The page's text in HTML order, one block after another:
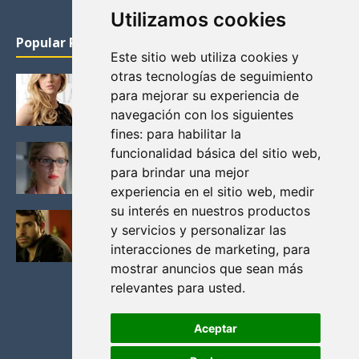
Utilizamos cookies
Este sitio web utiliza cookies y
otras tecnologías de seguimiento
para mejorar su experiencia de
navegación con los siguientes
fines: para habilitar la
funcionalidad básica del sitio web,
para brindar una mejor
experiencia en el sitio web, medir
su interés en nuestros productos
y servicios y personalizar las
interacciones de marketing, para
mostrar anuncios que sean más
relevantes para usted.
Aceptar
Popular Posts
KATHERYN WINNICK: LA ACTRIZ MAS GUAPA DE
VIKINGOS
Junio 14, 2013
FELICITY (EMILY BETT RICKARDS), LAS FOTOS
MAS BONITAS DE LA ALIADA DE ARROW
Noviembre 30, 2013
BLACK MIRROR: TODA TU HISTORIA. EPISODIO 3.
LA CRITICA
Mayo 17, 2012